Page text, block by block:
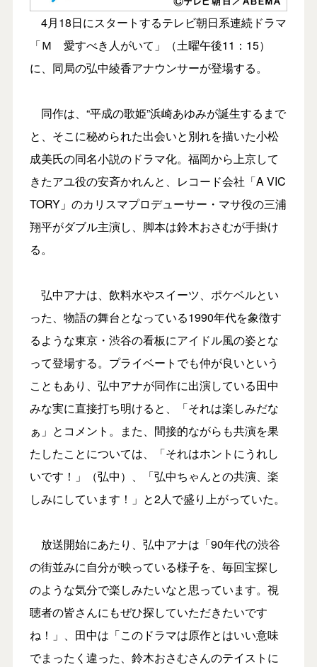
4月18日にスタートするテレビ朝日系連続ドラマ
「Ｍ 愛すべき人がいて」（土曜午後11：15）
に、同局の弘中綾香アナウンサーが登場する。
同作は、“平成の歌姫”浜崎あゆみが誕生するまで
と、そこに秘められた出会いと別れを描いた小松
成美氏の同名小説のドラマ化。福岡から上京して
きたアユ役の安斉かれんと、レコード会社「A VIC
TORY」のカリスマプロデューサー・マサ役の三浦
翔平がダブル主演し、脚本は鈴木おさむが手掛け
る。
弘中アナは、飲料水やスイーツ、ポケベルとい
った、物語の舞台となっている1990年代を象徴す
るような東京・渋谷の看板にアイドル風の姿とな
って登場する。プライベートでも仲が良いという
こともあり、弘中アナが同作に出演している田中
みな実に直接打ち明けると、「それは楽しみだな
ぁ」とコメント。また、間接的ながらも共演を果
たしたことについては、「それはホントにうれし
いです！」（弘中）、「弘中ちゃんとの共演、楽
しみにしています！」と2人で盛り上がっていた。
放送開始にあたり、弘中アナは「90年代の渋谷
の街並みに自分が映っている様子を、毎回宝探し
のような気分で楽しみたいなと思っています。視
聴者の皆さんにもぜひ探していただきたいです
ね！」、田中は「このドラマは原作とはいい意味
でまったく違った、鈴木おさむさんのテイストに